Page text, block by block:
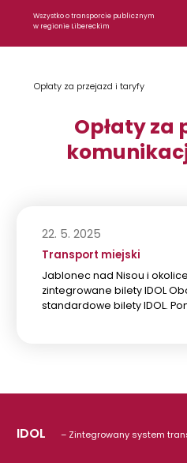
Wszystko o transporcie publicznym
w regionie Libereckim
Opłaty za przejazd i taryfy
Opłaty za
22. 5. 2025
Transport miejski
Jablonec nad Nisou i
zintegrowane bilety IDOL
standardowe bilety IDOL.
IDOL – Zintegrowany system